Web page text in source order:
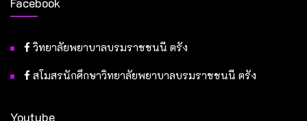
วิทยาลัยพยาบาลบรมราชชนนี ตรัง
สโมสรนักศึกษาวิทยาลัยพยาบาลบรมราชชนนี ตรัง
Youtube